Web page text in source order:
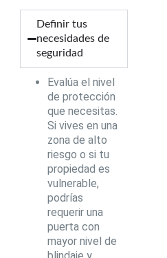
Definir tus
necesidades de
seguridad
Evalúa el nivel
de protección
que necesitas.
Si vives en una
zona de alto
riesgo o si tu
propiedad es
vulnerable,
podrías
requerir una
puerta con
mayor nivel de